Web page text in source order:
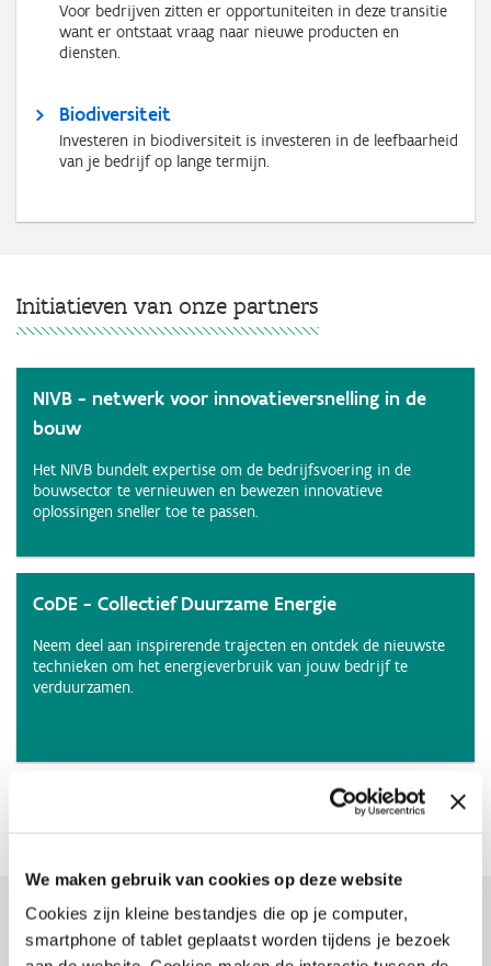
We maken gebruik van cookies op deze website
Cookies zijn kleine bestandjes die op je computer,
smartphone of tablet geplaatst worden tijdens je bezoek
Voor bedrijven zitten er opportuniteiten in deze transitie
want er ontstaat vraag naar nieuwe producten en
diensten.
Biodiversiteit
Investeren in biodiversiteit is investeren in de leefbaarheid
van je bedrijf op lange termijn.
Initiatieven van onze partners
NIVB - netwerk voor innovatieversnelling in de
bouw
Het NIVB bundelt expertise om de bedrijfsvoering in de
bouwsector te vernieuwen en bewezen innovatieve
oplossingen sneller toe te passen.
CoDE - Collectief Duurzame Energie
Neem deel aan inspirerende trajecten en ontdek de nieuwste
technieken om het energieverbruik van jouw bedrijf te
verduurzamen.
Check alle initiatieven waarop je beroep kan
Interesssante subsidies